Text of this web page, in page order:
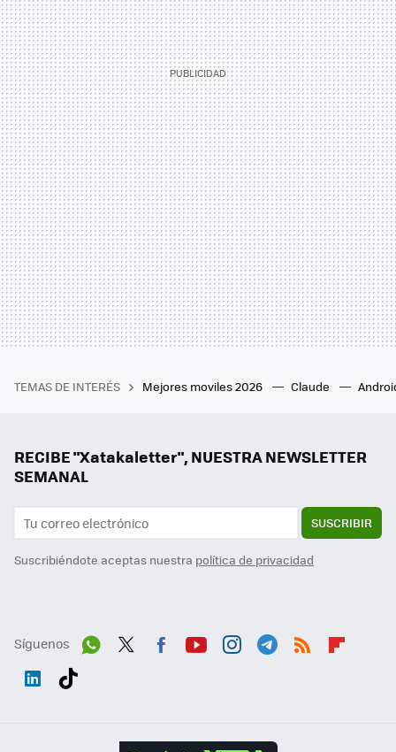
TEMAS DE INTERÉS Mejores moviles 2026 Claude
RECIBE "Xatakaletter", NUESTRA NEWSLETTER
SEMANAL
SUSCRIBIR
Suscribiéndote aceptas nuestra política de privacidad
Síguenos